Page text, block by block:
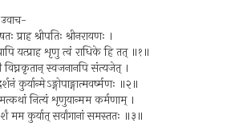
प्राह श्रीपतिः श्रीनरायणः ।
यत्प्राह शृणु त्वं राधिके हि तत् ॥१॥
विघ्नकृतान् स्वजनानपि संत्यजेत् ।
कुर्यान्मेऽङ्गोपाङ्गात्मवर्ष्मणः ॥२॥
मत्कथां नित्यं शृणुयान्मम कर्मणाम् ।
मम कुर्यात् सर्वांगानां समस्ततः ॥३॥